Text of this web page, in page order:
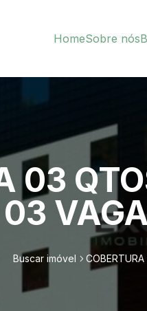
HomeSobre nós
03
Buscar imóvel